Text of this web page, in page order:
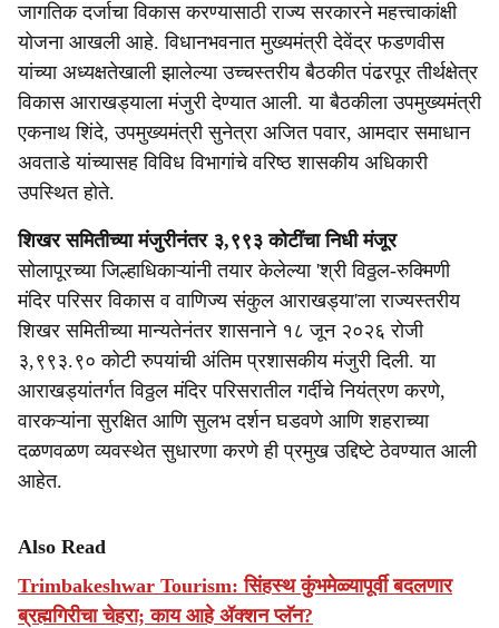
जागतिक दर्जाचा विकास करण्यासाठी राज्य सरकारने महत्त्वाकांक्षी
योजना आखली आहे. विधानभवनात मुख्यमंत्री देवेंद्र फडणवीस
यांच्या अध्यक्षतेखाली झालेल्या उच्चस्तरीय बैठकीत पंढरपूर तीर्थक्षेत्र
विकास आराखड्याला मंजुरी देण्यात आली. या बैठकीला उपमुख्यमंत्री
एकनाथ शिंदे, उपमुख्यमंत्री सुनेत्रा अजित पवार, आमदार समाधान
अवताडे यांच्यासह विविध विभागांचे वरिष्ठ शासकीय अधिकारी
उपस्थित होते.
शिखर समितीच्या मंजुरीनंतर ३,९९३ कोटींचा निधी मंजूर
सोलापूरच्या जिल्हाधिकाऱ्यांनी तयार केलेल्या 'श्री विठ्ठल-रुक्मिणी
मंदिर परिसर विकास व वाणिज्य संकुल आराखड्या'ला राज्यस्तरीय
शिखर समितीच्या मान्यतेनंतर शासनाने १८ जून २०२६ रोजी
३,९९३.९० कोटी रुपयांची अंतिम प्रशासकीय मंजुरी दिली. या
आराखड्यांतर्गत विठ्ठल मंदिर परिसरातील गर्दीचे नियंत्रण करणे,
वारकऱ्यांना सुरक्षित आणि सुलभ दर्शन घडवणे आणि शहराच्या
दळणवळण व्यवस्थेत सुधारणा करणे ही प्रमुख उद्दिष्टे ठेवण्यात आली
आहेत.
Also Read
Trimbakeshwar Tourism: सिंहस्थ कुंभमेळ्यापूर्वी बदलणार
ब्रह्मगिरीचा चेहरा; काय आहे ॲक्शन प्लॅन?